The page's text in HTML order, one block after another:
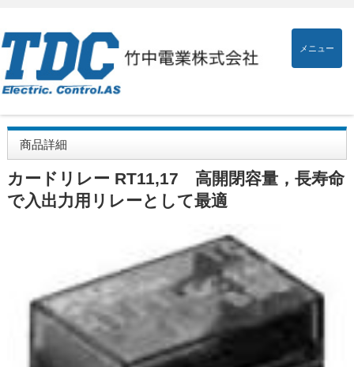
メニュー
商品詳細
カードリレー RT11,17 高開閉容量，長寿命
で入出力用リレーとして最適